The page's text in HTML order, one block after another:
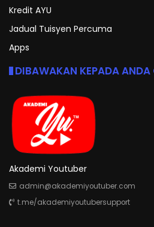
Kredit AYU
Jadual Tuisyen Percuma
Apps
DIBAWAKAN KEPADA ANDA
Akademi Youtuber
admin@akademiyoutuber.com
t.me/akademiyoutubersupport